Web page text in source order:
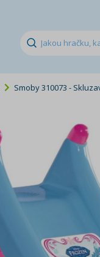
Smoby 310073 -